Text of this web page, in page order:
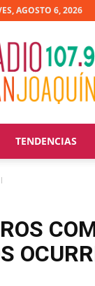
AGOSTO 6, 2026
Radio
Joaquín
TENDENCIAS